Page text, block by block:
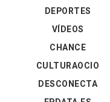
DEPORTES
VÍDEOS
CHANCE
CULTURAOCIO
DESCONECTA